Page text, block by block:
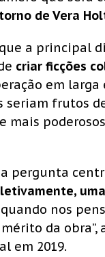
de Vera
a principal
criar ficções
em larga
frutos
mais
pergunta
nos
da
em 2019.